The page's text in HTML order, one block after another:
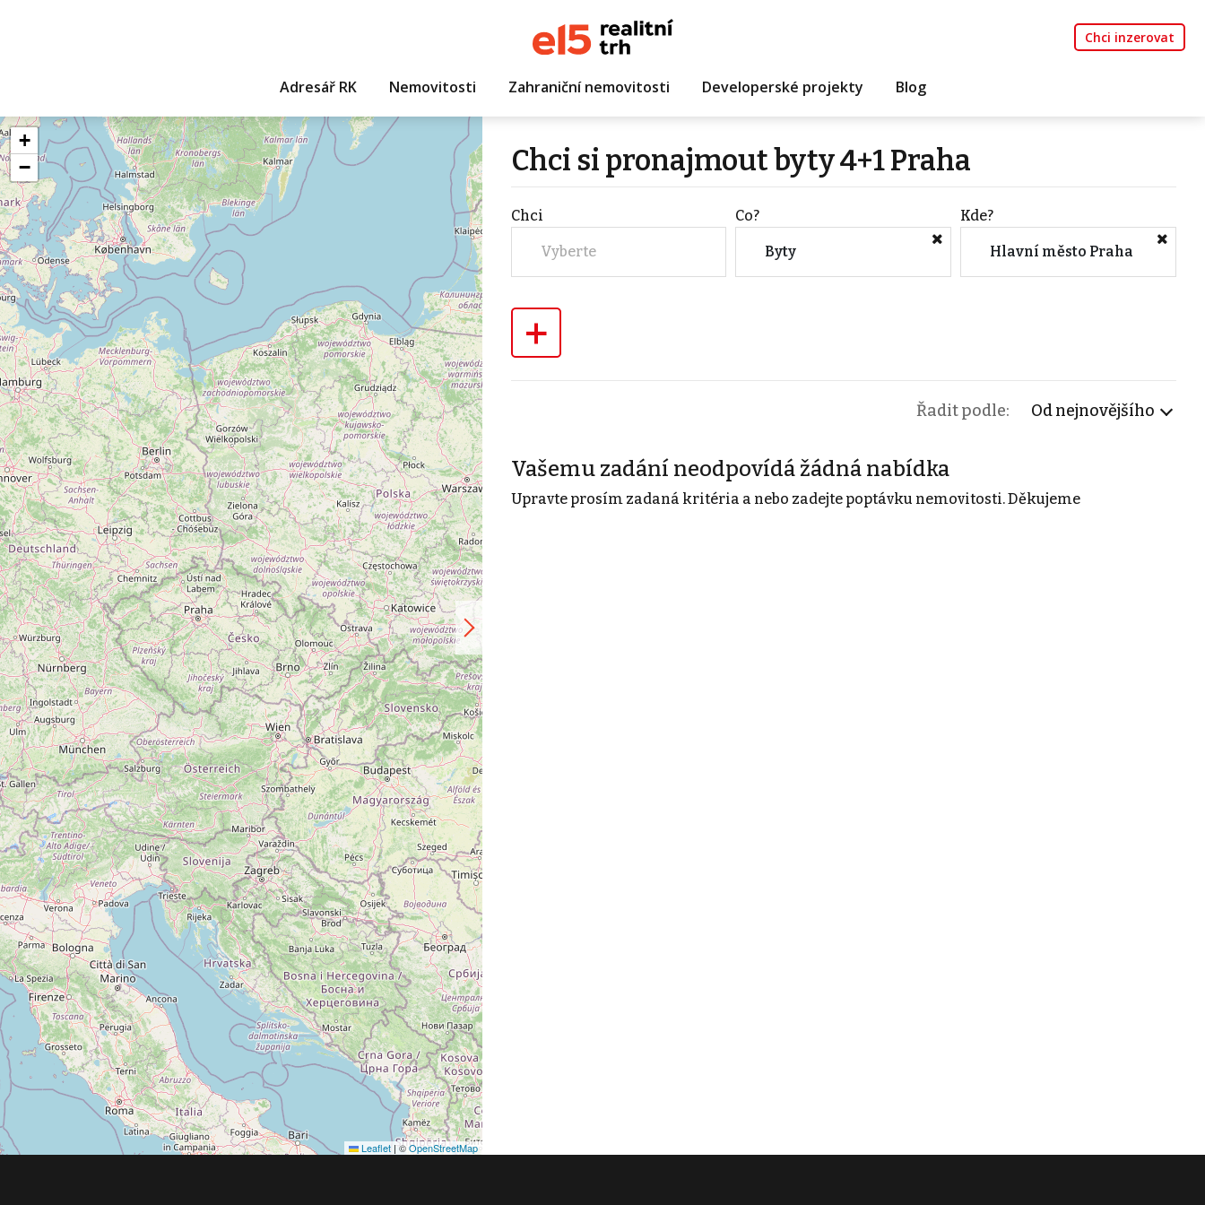
Chci inzerovat
Adresář RK Nemovitosti Zahraniční nemovitosti Developerské projekty Blog
+
−
Leaflet |©OpenStreetMap
Chci si pronajmout byty 4+1 Praha
Chci
Vyberte
Co?
Byty
Kde?
Hlavní město Praha
+
Řadit podle: Od nejnovějšího
Vašemu zadání neodpovídá žádná nabídka
Upravte prosím zadaná kritéria a nebo zadejte poptávku nemovitosti. Děkujeme